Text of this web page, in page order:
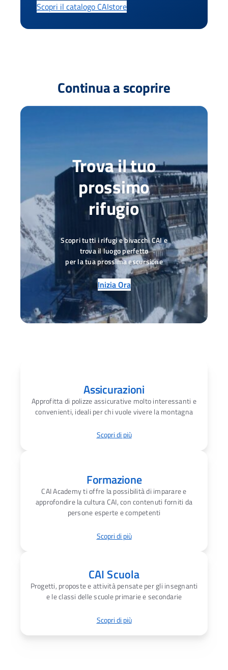
Scopri il catalogo CAIstore
Continua a scoprire
Trova il tuo
prossimo
rifugio
Scopri tutti i rifugi e bivacchi CAI e
trova il luogo perfetto
per la tua prossima escursione
Inizia Ora
Assicurazioni
Approfitta di polizze assicurative molto interessanti e
convenienti, ideali per chi vuole vivere la montagna
Scopri di più
Formazione
CAI Academy ti offre la possibilità di imparare e
approfondire la cultura CAI, con contenuti forniti da
persone esperte e competenti
Scopri di più
CAI Scuola
Progetti, proposte e attività pensate per gli insegnanti
e le classi delle scuole primarie e secondarie
Scopri di più